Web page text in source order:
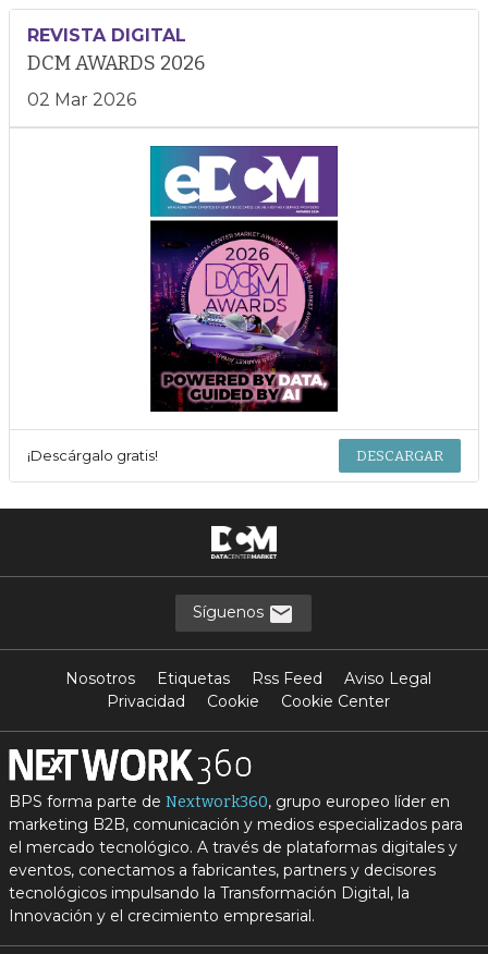
REVISTA DIGITAL
DCM AWARDS 2026
02 Mar 2026
¡Descárgalo gratis! DESCARGAR
Síguenos
Nosotros Etiquetas Rss Feed
Aviso Legal
Privacidad
Cookie Cookie Center
BPS forma parte de Nextwork360, grupo europeo líder en
marketing B2B, comunicación y medios especializados para
el mercado tecnológico. A través de plataformas digitales y
eventos, conectamos a fabricantes, partners y decisores
tecnológicos impulsando la Transformación Digital, la
Innovación y el crecimiento empresarial.